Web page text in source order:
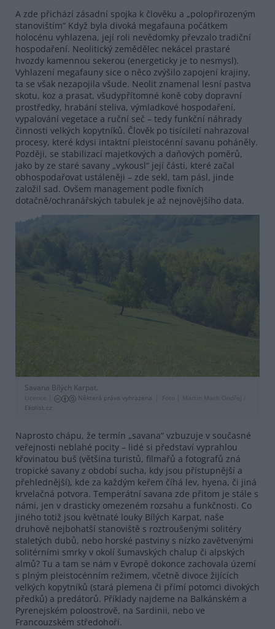
A zde přichází zásadní spojka k člověku a „polopřirozeným
stanovištím“ Když byla divoká megafauna počátkem
holocénu vyhlazena, její roli nevědomky převzalo tradiční
hospodaření. Neolitický zemědělec nekácel prastaré
hvozdy kamennou sekerou (energeticky je to nesmysl).
Vyhlazení megafauny sice o něco zvýšilo zapojení krajiny,
ta se však nezapojila všude. Neolit znamenal lesní pastva
skotu, koz a prasat, všudypřítomné koně coby dopravní
prostředky, hrabání steliva, výmladkové hospodaření,
vypalování vegetace a ruční seč – tedy funkční náhrady
činnosti velkých kopytníků. Člověk po tisíciletí nahrazoval
procesy, které kdysi intaktní pleistocénní savanu poháněly.
Později, se stabilizací majetkových a daňových poměrů,
jako by ze staré savany „vykousl“ její části, které začal
obhospodařovat ustáleněji – zde sekl, tam pásl, jinde
založil sad. Ovšem management podle fixních
dotačně/ochranářských tabulek je až nejnovějšího data.
Savana Bílých Karpat.
Licence | Některá práva vyhrazena Foto |
Martin Mach Ondřej /
Ekolist.cz
Naprosto chápu, že termín „savana“ vzbuzuje v současné
veřejnosti neblahé pocity – lidé si představí vyprahlou
křovinatou buš (většina turistů, filmařů a fotografů zná
tropické savany z období sucha, kdy jsou přístupnější a
přehlednější), kde za každým keřem číhá lev, hyena, či jiná
krvelačná potvora. Temperátní savana zde přitom je stále s
námi, jen v drasticky omezeném rozsahu a funkčnosti. Co
jiného totiž jsou květnaté louky Bílých Karpat, naše
druhově nejbohatší stanoviště s roztroušenými solitéry
staletých dubů, nebo horské pastviny s nízko zavětvenými
solitérními smrky v okolí šumavských chalup či alpských
almů? Tu a tam se nám v Evropě dokonce zachovala území
s plným pleistocénním režimem, včetně divoce žijících
velkých kopytníků (stará plemena či přímí potomci divokých
předků) a predátorů. Příklady najdeme na Balkánském a
Pyrenejském poloostrově, na Sardinii, nebo ve
Francouzském středohoří.